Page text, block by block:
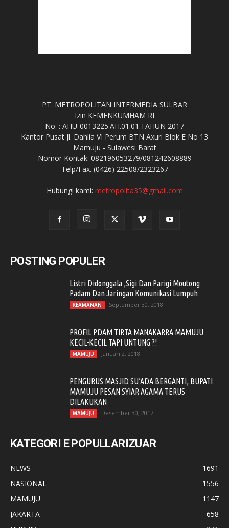
PT. METROPOLITAN INTERMEDIA SULBAR
Izin KEMENKUMHAM RI
No. : AHU-0013225.AH.01.01.TAHUN 2017
Kantor Pusat Jl. Dahlia VI Perum BTN Axuri Blok E No 13
Mamuju - Sulawesi Barat
Nomor Kontak: 082196053279/081242608889
Telp/Fax. (0426) 22508/2323267
Hubungi kami: metropolita35@gmail.com
POSTING POPULER
Listri Didonggala ,Sigi Dan Parigi Moutong
Padam Dan Jaringan Komunikasi Lumpuh
KEAMANAN September 30, 2018
PROFIL PDAM TIRTA MANAKARRA MAMUJU
KECIL-KECIL TAPI UNTUNG ?!
MAMUJU Januari 2, 2018
PENGURUS MASJID SU’ADA BERGANTI, BUPATI
MAMUJU PESAN SYIAR AGAMA TERUS
DILAKUKAN
MAMUJU Desember 30, 2017
KATEGORI E POPULLARIZUAR
NEWS
1691
NASIONAL
1556
MAMUJU
1147
JAKARTA
658